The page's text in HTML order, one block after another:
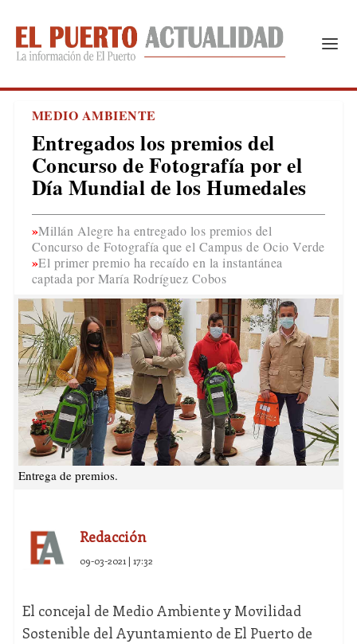
MEDIO AMBIENTE
Entregados los premios del
Concurso de Fotografía por el
Día Mundial de los Humedales
Millán Alegre ha entregado los premios del
Concurso de Fotografía que el Campus de Ocio Verde
El primer premio ha recaído en la instantánea
captada por María Rodríguez Cobos
Entrega de premios.
Redacción
09-03-2021 | 17:32
El concejal de Medio Ambiente y Movilidad
Sostenible del Ayuntamiento de El Puerto de